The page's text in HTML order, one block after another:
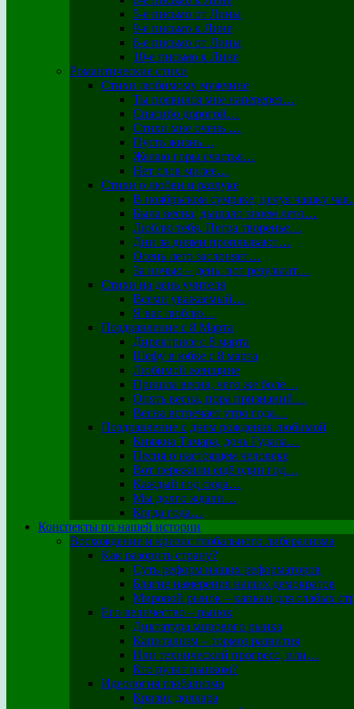
5-е письмо от Лины
9-е письмо к Лине
6-е письмо от Лины
10-е письмо к Лине
Романтические стихи
Стихи любимому мужчине
Ты появился мне наперерез…
Спасибо дорогой…
Стихи мне очень …
Пусть жизнь…
Желаю горы счастья…
Нет слов милее…
Стихи о любви и разлуке
В ноябрьском сумраке, целуя чашку
Была весна, дышало зноем лето…
Люблю тебя, Петра творенье…
Дни за днями проплывают…
Осень лето заслоняет…
За ночью – день: вот результат…
Стихи на день учителя
Всеми уважаемый…
Я вас люблю…
Поздравление с 8 Марта
Директрисе с 8 марта
Шефу в юбке с 8 марта
Любимой женщине
Пришла весна, чего же боле…
Опять весна, пора признаний…
Весна встречает утро года…
Поздравление с днем рождения любимой
Княжна Тамара, дочь Гудала…
Песня о настоящем человеке
Вот пережили ещё один год…
Каждый год сюда…
Мы долго ждали…
Когда года…
Конспекты по нашей истории
Восхождение и кризис глобального либерализма
Как разорить страну?
Суть реформ наших реформаторов
Благие намерения наших демократов
Мировой рынок – капкан для слабых
Его величество – рынок
Диктатура мирового рынка
Капитализм – тормоз развития
Или технический прогресс, или…
Кто рулит рынком?
Идеология глобализма
Кризис доллара